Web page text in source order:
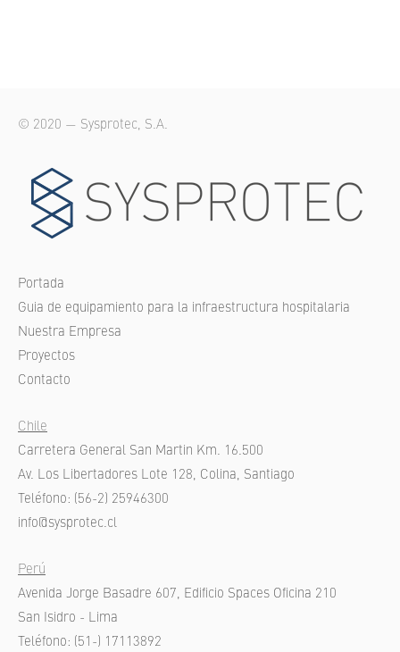
© 2020 — Sysprotec, S.A.
Portada
Guia de equipamiento para la infraestructura hospitalaria
Nuestra Empresa
Proyectos
Contacto
Chile
Carretera General San Martin Km. 16.500
Av. Los Libertadores Lote 128, Colina, Santiago
Teléfono: (56-2) 25946300
info@sysprotec.cl
Perú
Avenida Jorge Basadre 607, Edificio Spaces Oficina 210
San Isidro - Lima
Teléfono: (51-) 17113892